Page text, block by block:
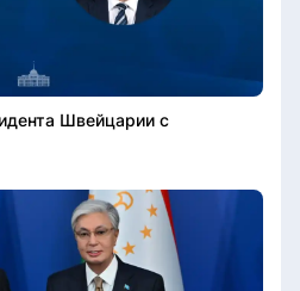
Швейцарии с